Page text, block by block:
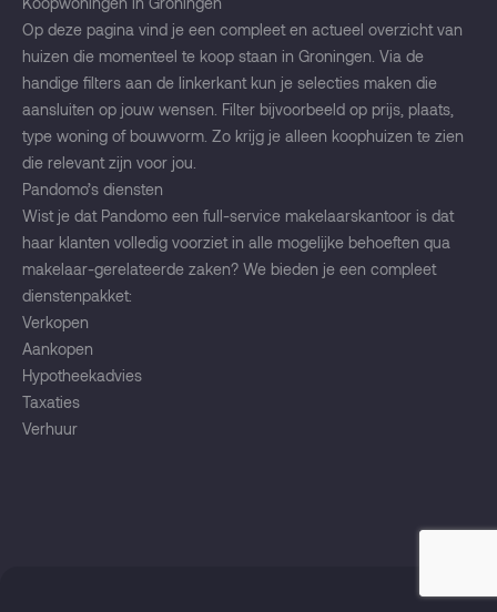
Op deze pagina vind je een compleet en actueel overzicht van
huizen die momenteel te koop staan in Groningen. Via de
handige filters aan de linkerkant kun je selecties maken die
aansluiten op jouw wensen. Filter bijvoorbeeld op prijs, plaats,
type woning of bouwvorm. Zo krijg je alleen koophuizen te zien
die relevant zijn voor jou.
Pandomo’s diensten
Wist je dat Pandomo een full-service makelaarskantoor is dat
haar klanten volledig voorziet in alle mogelijke behoeften qua
makelaar-gerelateerde zaken? We bieden je een compleet
dienstenpakket:
Verkopen
Aankopen
Hypotheekadvies
Taxaties
Verhuur